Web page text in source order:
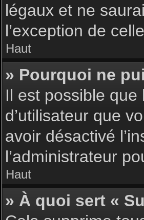
légaux et ne
l’exception de
Haut
» Pourquoi ne
Il est possible
d’utilisateur que
avoir désactivé
l’administrateur
Haut
» À quoi sert «